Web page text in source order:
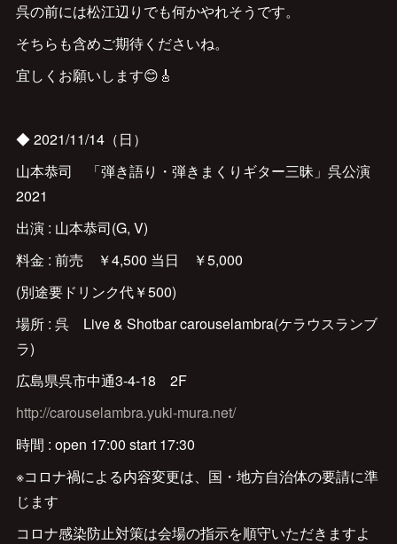
呉の前には松江辺りでも何かやれそうです。
そちらも含めご期待くださいね。
宜しくお願いします😊🎸
◆ 2021/11/14（日）
山本恭司 「弾き語り・弾きまくりギター三昧」呉公演
2021
出演 : 山本恭司(G, V)
料金 : 前売 ￥4,500 当日 ￥5,000
(別途要ドリンク代￥500)
場所 : 呉 Live & Shotbar carouselambra(ケラウスランブ
ラ)
広島県呉市中通3-4-18 2F
http://carouselambra.yuki-mura.net/
時間 : open 17:00 start 17:30
※コロナ禍による内容変更は、国・地方自治体の要請に準
じます
コロナ感染防止対策は会場の指示を順守いただきますよ